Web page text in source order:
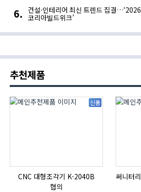
건설·인테리어 최신 트렌드 집결…‘2026
코리아빌드위크’
추천제품
신품
CNC 대형조각기 K-2040B
협의